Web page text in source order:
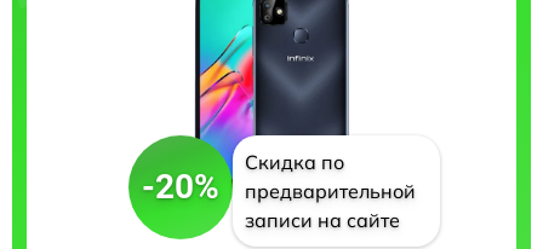
-20%
Скидка по
предварительной
записи на сайте